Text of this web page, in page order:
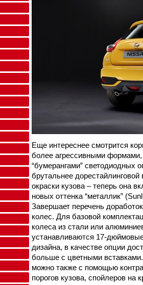
Еще интереснее смотрится
более агрессивными
“бумерангами” светодиодных
брутальнее
окраски кузова – теперь она
новых оттенка “металлик”
Завершает перечень
колес. Для базовой
колеса из стали или
устанавливаются 17-
дизайна, в качестве опции
больше с цветными
можно также с помощью
порогов кузова, спойлеров на